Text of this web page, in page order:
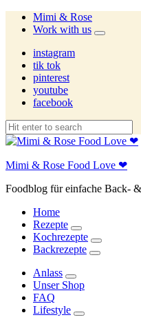
Mimi & Rose
Work with us
expand
instagram
tik tok
pinterest
youtube
facebook
Mimi & Rose Food Love ❤
Foodblog für einfache Back-
Home
Rezepte
expand
child
menu
Kochrezepte
expand
child
Backrezepte
expand
Anlass
expand
child
Unser Shop
FAQ
Lifestyle
expand